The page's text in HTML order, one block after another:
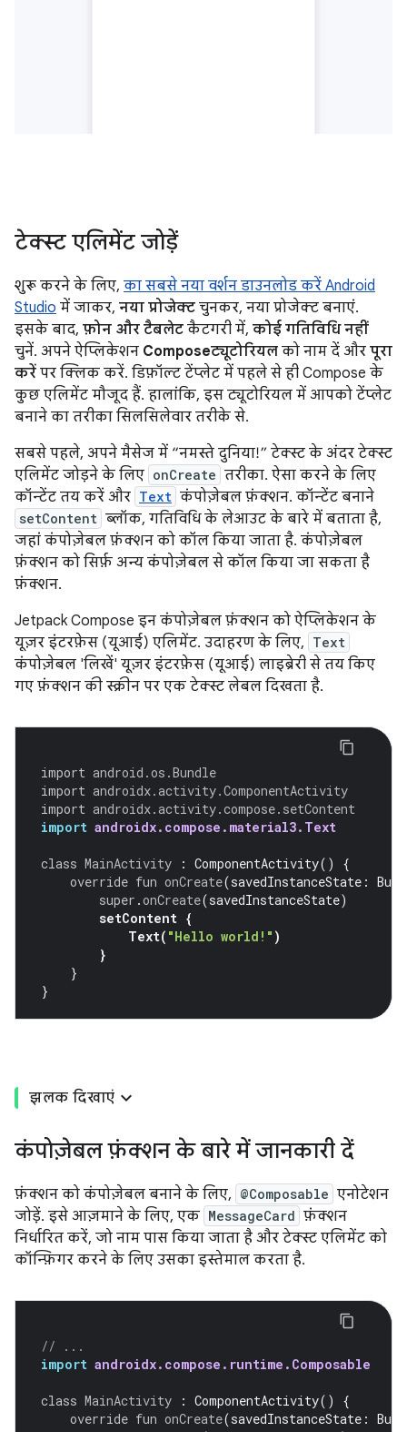
टेक्स्ट एलिमेंट जोड़ें
शुरू करने के लिए, का सबसे नया वर्शन डाउनलोड करें Android
Studio में जाकर, नया प्रोजेक्ट चुनकर, नया प्रोजेक्ट बनाएं.
इसके बाद, फ़ोन और टैबलेट कैटगरी में, कोई गतिविधि नहीं
चुनें. अपने ऐप्लिकेशन Composeट्यूटोरियल को नाम दें और पूरा
करें पर क्लिक करें. डिफ़ॉल्ट टेंप्लेट में पहले से ही Compose के
कुछ एलिमेंट मौजूद हैं. हालांकि, इस ट्यूटोरियल में आपको टेंप्लेट
बनाने का तरीका सिलसिलेवार तरीके से.
सबसे पहले, अपने मैसेज में “नमस्ते दुनिया!” टेक्स्ट के अंदर टेक्स्ट
एलिमेंट जोड़ने के लिए onCreate तरीका. ऐसा करने के लिए
कॉन्टेंट तय करें और Text कंपोज़ेबल फ़ंक्शन. कॉन्टेंट बनाने
setContent ब्लॉक, गतिविधि के लेआउट के बारे में बताता है,
जहां कंपोज़ेबल फ़ंक्शन को कॉल किया जाता है. कंपोज़ेबल
फ़ंक्शन को सिर्फ़ अन्य कंपोज़ेबल से कॉल किया जा सकता है
फ़ंक्शन.
Jetpack Compose इन कंपोज़ेबल फ़ंक्शन को ऐप्लिकेशन के
यूज़र इंटरफ़ेस (यूआई) एलिमेंट. उदाहरण के लिए, Text
कंपोज़ेबल 'लिखें' यूज़र इंटरफ़ेस (यूआई) लाइब्रेरी से तय किए
गए फ़ंक्शन की स्क्रीन पर एक टेक्स्ट लेबल दिखता है.
import android.os.Bundle
import androidx.activity.ComponentActivity
import androidx.activity.compose.setContent
import androidx.compose.material3.Text
class MainActivity : ComponentActivity()
{
override fun onCreate(savedInstanceState :
super .onCreate(savedInstanceState)
setContent {
Text( "Hello world!" )
}
}
}
झलक दिखाएं
कंपोज़ेबल फ़ंक्शन के बारे में जानकारी दें
फ़ंक्शन को कंपोज़ेबल बनाने के लिए, @Composable एनोटेशन
जोड़ें. इसे आज़माने के लिए, एक MessageCard फ़ंक्शन
निर्धारित करें, जो नाम पास किया जाता है और टेक्स्ट एलिमेंट को
कॉन्फ़िगर करने के लिए उसका इस्तेमाल करता है.
// ...
import androidx.compose.runtime.Composable
class MainActivity : ComponentActivity()
{
override fun onCreate(savedInstanceState :